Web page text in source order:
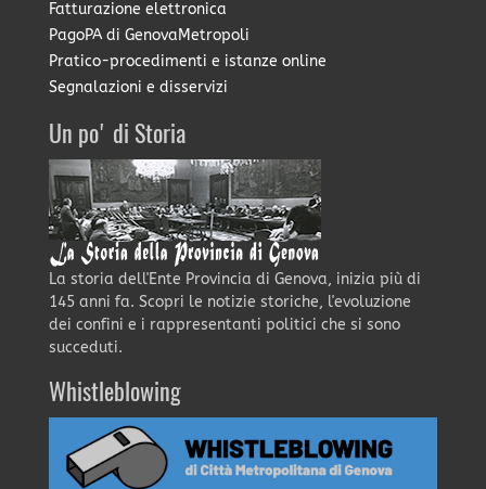
Fatturazione elettronica
PagoPA di GenovaMetropoli
Pratico-procedimenti e istanze online
Segnalazioni e disservizi
Un po' di Storia
La storia dell'Ente Provincia di Genova, inizia più di
145 anni fa. Scopri le notizie storiche, l'evoluzione
dei confini e i rappresentanti politici che si sono
succeduti.
Whistleblowing